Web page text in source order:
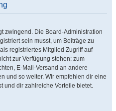
zwingend. Die Board-Administration
sein musst, um Beiträge zu
registriertes Mitglied Zugriff auf
zur Verfügung stehen: zum
E-Mail-Versand an andere
und so weiter. Wir empfehlen dir eine
und dir zahlreiche Vorteile bietet.